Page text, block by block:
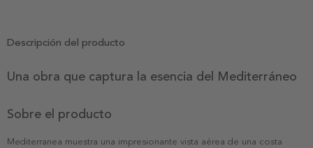
Descripción del producto
Una obra que captura la esencia del Mediterráneo
Sobre el producto
Mediterranea muestra una impresionante vista aérea de una costa